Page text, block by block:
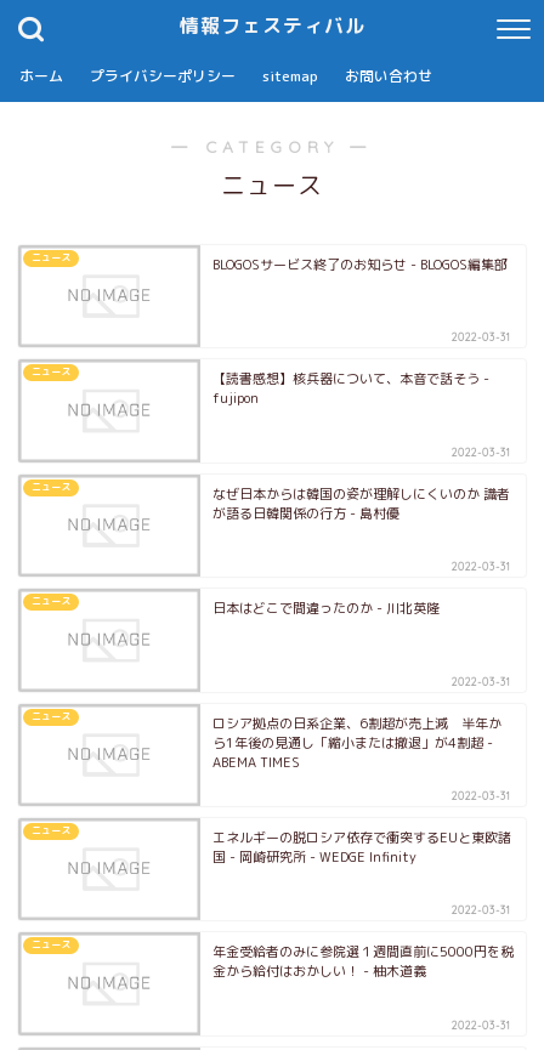
情報フェスティバル
ホーム プライバシーポリシー sitemap お問い合わせ
― CATEGORY ―
ニュース
ニュース BLOGOSサービス終了のお知らせ - BLOGOS編集部
2022-03-31
ニュース
【読書感想】核兵器について、本音で話そう -
fujipon
2022-03-31
ニュース
なぜ日本からは韓国の姿が理解しにくいのか 識者
が語る日韓関係の行方 - 島村優
2022-03-31
ニュース 日本はどこで間違ったのか - 川北英隆
2022-03-31
ニュース
ロシア拠点の日系企業、6割超が売上減 半年か
ら1年後の見通し「縮小または撤退」が4割超 -
ABEMA TIMES
2022-03-31
ニュース
エネルギーの脱ロシア依存で衝突するEUと東欧諸
国 - 岡崎研究所 - WEDGE Infinity
2022-03-31
ニュース
年金受給者のみに参院選１週間直前に5000円を税
金から給付はおかしい！ - 柚木道義
2022-03-31